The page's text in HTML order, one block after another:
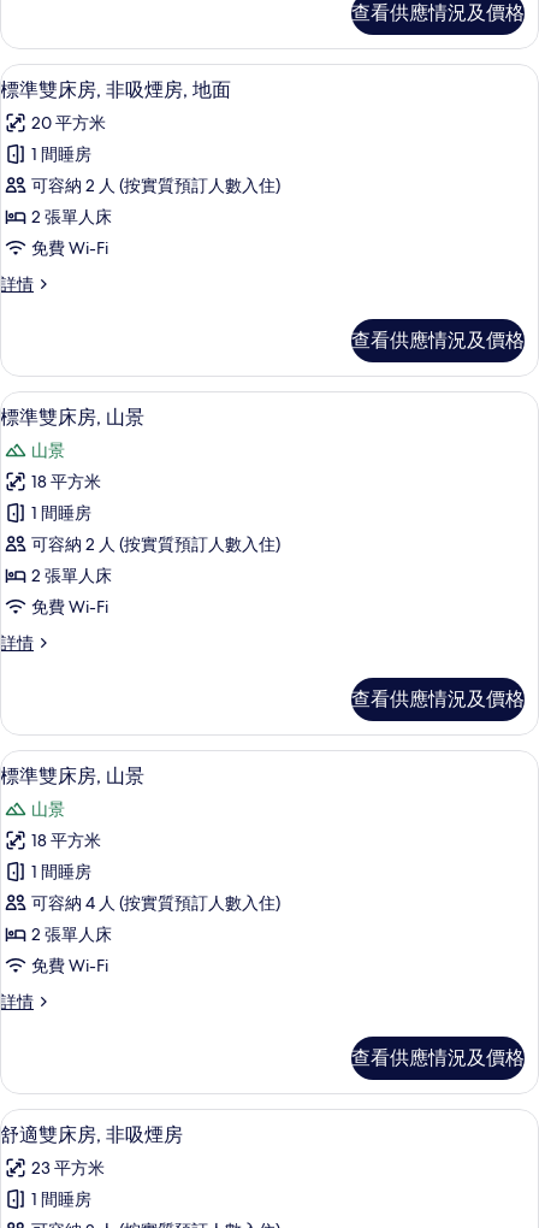
非
吸
煙
房
的
相
片
房,
非
吸
房
詳
情
查看供應情況及價格
載
入
所
有
標
準
床
非
吸
煙
房,
地
面
的
相
片
4
標準雙床房, 非吸煙房, 地面
20 平方米
1 間睡房
可容納 2 人 (按實質預訂人數入住)
2 張單人床
免費 Wi-Fi
詳情
標
房,
非
吸
房,
地
面
詳
情
查看供應情況及價格
載
入
所
有
標
準
雙
房,
景
的
相
片
4
標準雙床房, 山景
山景
18 平方米
1 間睡房
可容納 2 人 (按實質預訂人數入住)
2 張單人床
免費 Wi-Fi
詳情
標
房,
山
景
情
查看供應情況及價格
載
入
所
有
標
準
雙
房,
景
的
相
片
6
標準雙床房, 山景
山景
18 平方米
1 間睡房
可容納 4 人 (按實質預訂人數入住)
2 張單人床
免費 Wi-Fi
詳情
標
房,
山
景
情
查看供應情況及價格
載
入
所
有
5
舒適雙床房, 非吸煙房
23 平方米
1 間睡房